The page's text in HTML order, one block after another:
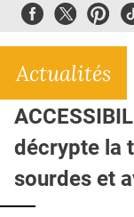
THÉMA
FacebookTwitter
Actualités
décrypte la
sourdes et